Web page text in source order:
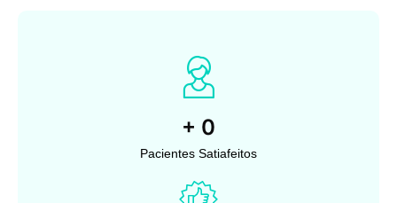
+ 0
Pacientes Satiafeitos